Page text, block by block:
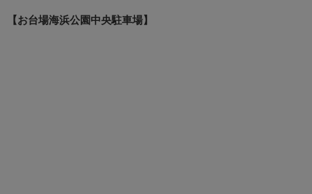
【お台場海浜公園中央駐車場】